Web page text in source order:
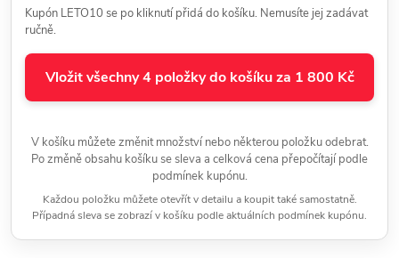
Kupón LETO10 se po kliknutí přidá do košíku. Nemusíte jej zadávat
ručně.
Vložit všechny 4 položky do košíku za 1 800 Kč
V košíku můžete změnit množství nebo některou položku odebrat.
Po změně obsahu košíku se sleva a celková cena přepočítají podle
podmínek kupónu.
Každou položku můžete otevřít v detailu a koupit také samostatně.
Případná sleva se zobrazí v košíku podle aktuálních podmínek kupónu.